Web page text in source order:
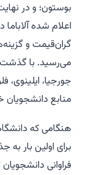
بوستون؛ و در
اعلام شده
گران‌قیمت و
جورجیا، ایلینوی،
منابع دانشجویان
هنگامی که
برای اولین بار به